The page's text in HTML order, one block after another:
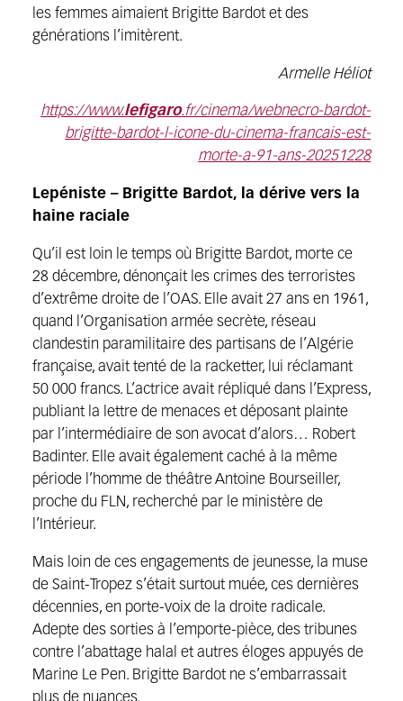
les femmes aimaient Brigitte Bardot et des
générations l’imitèrent.
Armelle Héliot
https://www.lefigaro.fr/cinema/webnecro-bardot-
brigitte-bardot-l-icone-du-cinema-francais-est-
morte-a-91-ans-20251228
Lepéniste – Brigitte Bardot, la dérive vers la
haine raciale
Qu’il est loin le temps où Brigitte Bardot, morte ce
28 décembre, dénonçait les crimes des terroristes
d’extrême droite de l’OAS. Elle avait 27 ans en 1961,
quand l’Organisation armée secrète, réseau
clandestin paramilitaire des partisans de l’Algérie
française, avait tenté de la racketter, lui réclamant
50 000 francs. L’actrice avait répliqué dans l’Express,
publiant la lettre de menaces et déposant plainte
par l’intermédiaire de son avocat d’alors… Robert
Badinter. Elle avait également caché à la même
période l’homme de théâtre Antoine Bourseiller,
proche du FLN, recherché par le ministère de
l’Intérieur.
Mais loin de ces engagements de jeunesse, la muse
de Saint-Tropez s’était surtout muée, ces dernières
décennies, en porte-voix de la droite radicale.
Adepte des sorties à l’emporte-pièce, des tribunes
contre l’abattage halal et autres éloges appuyés de
Marine Le Pen. Brigitte Bardot ne s’embarrassait
plus de nuances.